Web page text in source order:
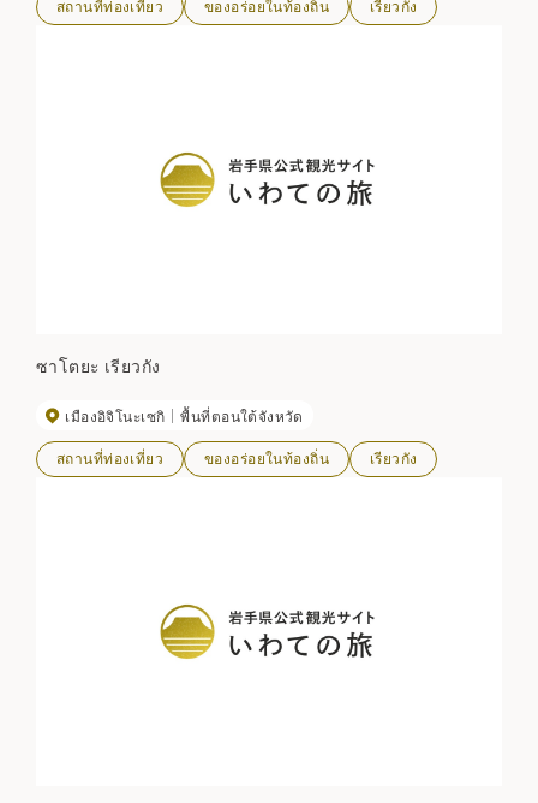
สถานที่ท่องเที่ยว ของอร่อยในท้องถิ่น เรียวกัง
ซาโตยะ เรียวกัง
เมืองอิจิโนะเซกิ พื้นที่ตอนใต้จังหวัด
สถานที่ท่องเที่ยว ของอร่อยในท้องถิ่น เรียวกัง